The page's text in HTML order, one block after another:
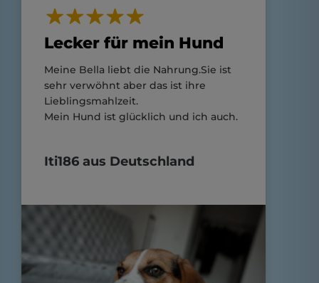
Lecker für mein Hund
Meine Bella liebt die Nahrung.Sie ist
sehr verwöhnt aber das ist ihre
Lieblingsmahlzeit.
Mein Hund ist glücklich und ich auch.
Iti186 aus Deutschland